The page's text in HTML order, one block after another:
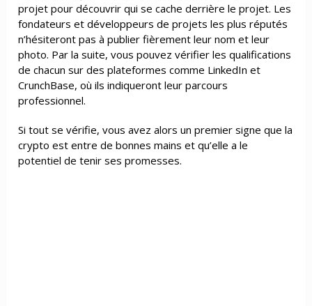
projet pour découvrir qui se cache derrière le projet. Les
fondateurs et développeurs de projets les plus réputés
n’hésiteront pas à publier fièrement leur nom et leur
photo. Par la suite, vous pouvez vérifier les qualifications
de chacun sur des plateformes comme LinkedIn et
CrunchBase, où ils indiqueront leur parcours
professionnel.
Si tout se vérifie, vous avez alors un premier signe que la
crypto est entre de bonnes mains et qu’elle a le
potentiel de tenir ses promesses.